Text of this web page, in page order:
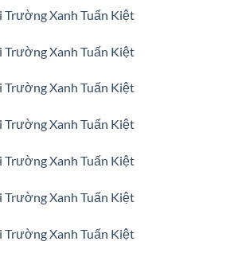
Trường Xanh Tuấn Kiệt
Trường Xanh Tuấn Kiệt
Trường Xanh Tuấn Kiệt
Trường Xanh Tuấn Kiệt
Trường Xanh Tuấn Kiệt
Trường Xanh Tuấn Kiệt
Trường Xanh Tuấn Kiệt